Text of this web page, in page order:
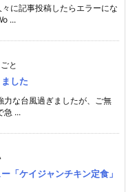
に記事投稿したらエラーにな
...
と
した
力な台風過ぎましたが、ご無
急 ...
「ケイジャンチキン定食」